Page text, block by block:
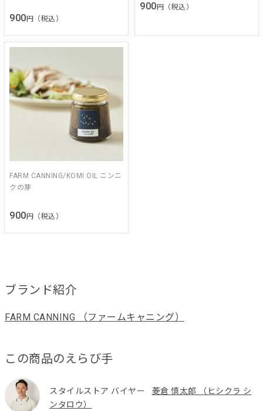
900 円（税込）
900 円（税込）
FARM CANNING/KOMI OIL ニンニ
クの芽
900 円（税込）
ブランド紹介
FARM CANNING （ファームキャニング）
この商品のえらび手
スタイルストア バイヤー
菱倉 慎太郎 （ヒシクラ シ
ンタロウ）